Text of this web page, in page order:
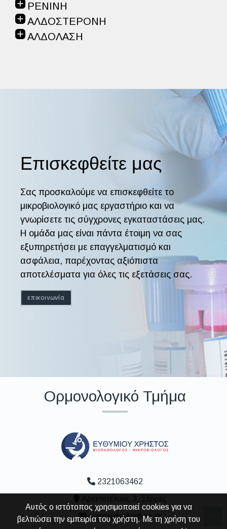
ΡΕΝΙΝΗ
ΑΛΔΟΣΤΕΡΟΝΗ
ΑΛΔΟΛΑΣΗ
Επισκεφθείτε μας
Σας προσκαλούμε να επισκεφθείτε το
μικροβιολογικό μας εργαστήριο και να
γνωρίσετε τις σύγχρονες εγκαταστάσεις μας.
Η ομάδα μας είναι πάντα έτοιμη να σας
εξυπηρετήσει με επαγγελματισμό και
ασφάλεια, παρέχοντας αξιόπιστα
αποτελέσματα για όλες τις εξετάσεις σας.
επικοινωνία
Ορμονολογικό Τμήμα
2321063462
serreslab@yahoo.gr
Αυτός ο ιστότοπος χρησιμοποιεί cookies για να
βελτιώσει την εμπειρία του χρήστη. Με τη χρήση του